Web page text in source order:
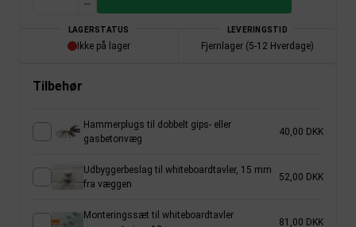
LAGERSTATUS
Ikke på lager
LEVERINGSTID
Fjernlager (5-12 Hverdage)
Tilbehør
Hammerplugs til dobbelt gips- eller
gasbetonvæg
40,00 DKK
Udbyggerbeslag til whiteboardtavler, 15 mm
fra væggen
52,00 DKK
Monteringssæt til whiteboardtavler
81,00 DKK